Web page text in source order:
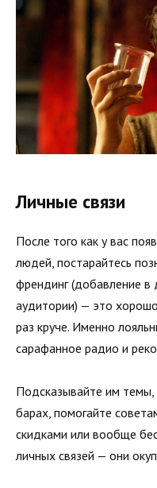
Личные связи
После того как у вас
людей, постарайтесь
френдинг (добавление в
аудитории) — это
раз круче. Именно
сарафанное радио и
Подсказывайте им темы,
барах, помогайте
скидками или вообще
личных связей — они